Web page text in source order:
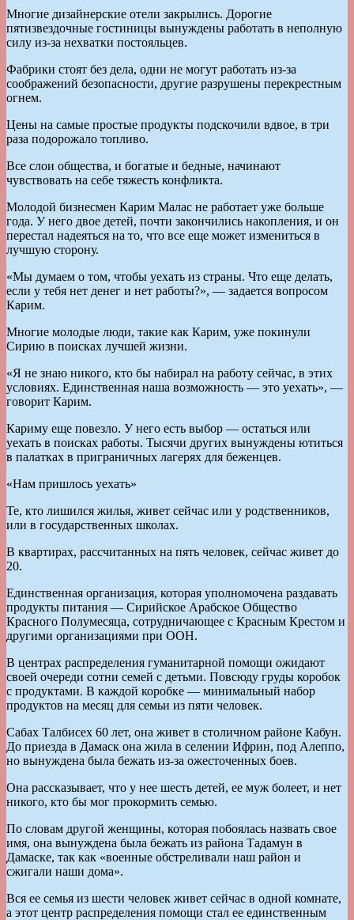
Многие дизайнерские отели закрылись. Дорогие
пятизвездочные гостиницы вынуждены работать в неполную
силу из-за нехватки постояльцев.
Фабрики стоят без дела, одни не могут работать из-за
соображений безопасности, другие разрушены перекрестным
огнем.
Цены на самые простые продукты подскочили вдвое, в три
раза подорожало топливо.
Все слои общества, и богатые и бедные, начинают
чувствовать на себе тяжесть конфликта.
Молодой бизнесмен Карим Малас не работает уже больше
года. У него двое детей, почти закончились накопления, и он
перестал надеяться на то, что все еще может измениться в
лучшую сторону.
«Мы думаем о том, чтобы уехать из страны. Что еще делать,
если у тебя нет денег и нет работы?», — задается вопросом
Карим.
Многие молодые люди, такие как Карим, уже покинули
Сирию в поисках лучшей жизни.
«Я не знаю никого, кто бы набирал на работу сейчас, в этих
условиях. Единственная наша возможность — это уехать», —
говорит Карим.
Кариму еще повезло. У него есть выбор — остаться или
уехать в поисках работы. Тысячи других вынуждены ютиться
в палатках в приграничных лагерях для беженцев.
«Нам пришлось уехать»
Те, кто лишился жилья, живет сейчас или у родственников,
или в государственных школах.
В квартирах, рассчитанных на пять человек, сейчас живет до
20.
Единственная организация, которая уполномочена раздавать
продукты питания — Сирийское Арабское Общество
Красного Полумесяца, сотрудничающее с Красным Крестом и
другими организациями при ООН.
В центрах распределения гуманитарной помощи ожидают
своей очереди сотни семей с детьми. Повсюду груды коробок
с продуктами. В каждой коробке — минимальный набор
продуктов на месяц для семьи из пяти человек.
Сабах Талбисех 60 лет, она живет в столичном районе Кабун.
До приезда в Дамаск она жила в селении Ифрин, под Алеппо,
но вынуждена была бежать из-за ожесточенных боев.
Она рассказывает, что у нее шесть детей, ее муж болеет, и нет
никого, кто бы мог прокормить семью.
По словам другой женщины, которая побоялась назвать свое
имя, она вынуждена была бежать из района Тадамун в
Дамаске, так как «военные обстреливали наш район и
сжигали наши дома».
Вся ее семья из шести человек живет сейчас в одной комнате,
а этот центр распределения помощи стал ее единственным